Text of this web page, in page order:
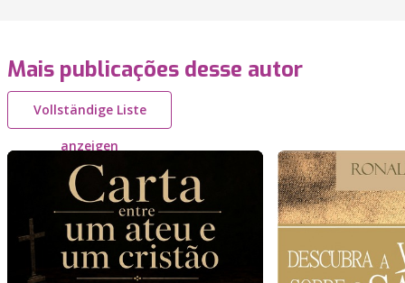
Mais publicações desse autor
Vollständige Liste
anzeigen